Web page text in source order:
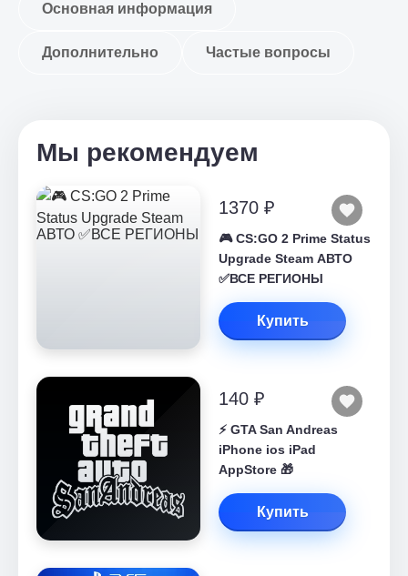
Основная информация
Дополнительно Частые вопросы
Мы рекомендуем
1370 ₽
🎮 CS:GO 2 Prime Status
Upgrade Steam АВТО
✅ВСЕ РЕГИОНЫ
Купить
140 ₽
⚡️ GTA San Andreas
iPhone ios iPad
AppStore 🎁
Купить